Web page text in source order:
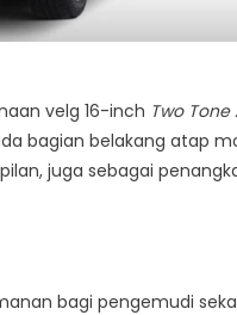
velg 16-inch Two Tone
bagian belakang atap
juga sebagai
bagi pengemudi